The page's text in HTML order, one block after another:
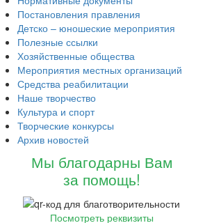
Постановления правления
Детско – юношеские мероприятия
Полезные ссылки
Хозяйственные общества
Мероприятия местных организаций
Средства реабилитации
Наше творчество
Культура и спорт
Творческие конкурсы
Архив новостей
Мы благодарны Вам
за помощь!
Посмотреть реквизиты